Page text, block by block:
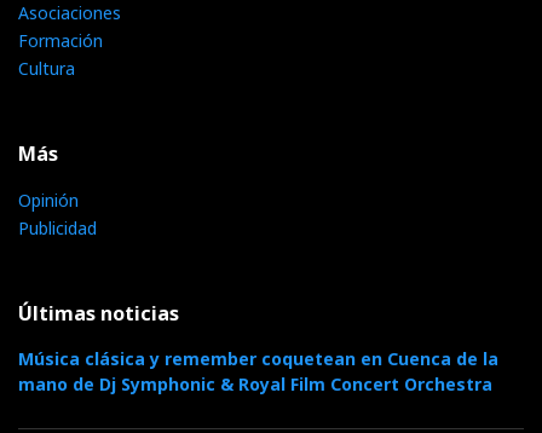
Asociaciones
Formación
Cultura
Más
Opinión
Publicidad
Últimas noticias
Música clásica y remember coquetean en Cuenca de la
mano de Dj Symphonic & Royal Film Concert Orchestra